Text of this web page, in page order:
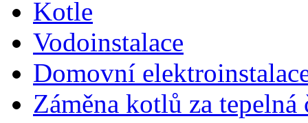
Kotle
Vodoinstalace
Domovní
Záměna kotlů za tepelná